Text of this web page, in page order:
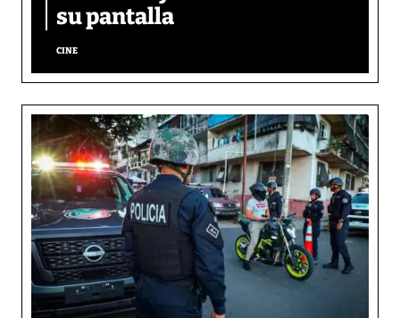
su pantalla​
CINE